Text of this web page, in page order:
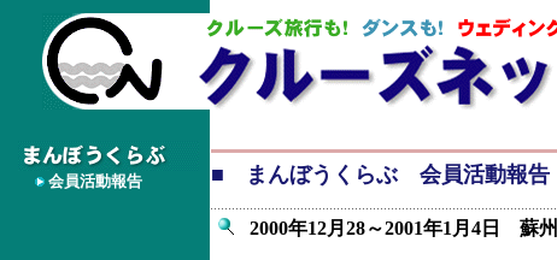
会員活動報告 ■ まんぼうくらぶ 会員活動報告
2000年12月28～2001年1月4日 蘇